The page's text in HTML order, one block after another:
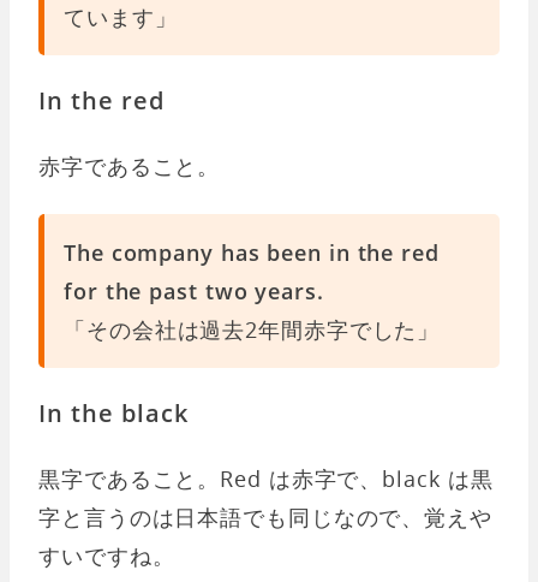
ています」
In the red
赤字であること。
The company has been in the red
for the past two years.
「その会社は過去2年間赤字でした」
In the black
黒字であること。Red は赤字で、black は黒
字と言うのは日本語でも同じなので、覚えや
すいですね。